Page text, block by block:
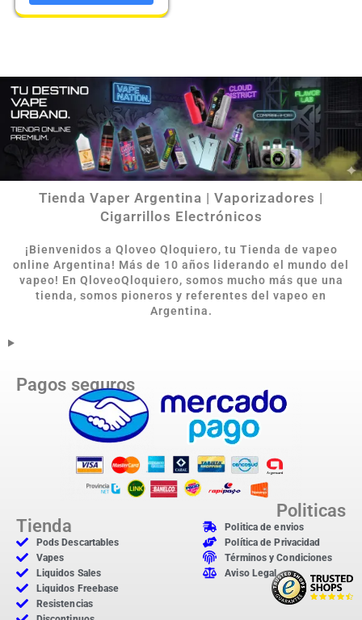
Tienda Vaper Argentina | Vaporizadores |
Cigarrillos Electrónicos
¡Bienvenidos a Qloveo Qloquiero, tu Tienda de vapeo
online Argentina! Más de 10 años liderando el mundo del
vapeo! En QloveoQloquiero, somos mucho más que una
tienda, somos pioneros y referentes del vapeo en
Argentina.
Pagos seguros
Tienda
Pods Descartables
Vapes
Liquidos Sales
Liquidos Freebase
Resistencias
Politicas
Politica de envios
Política de Privacidad
Términos y Condiciones
Aviso Legal